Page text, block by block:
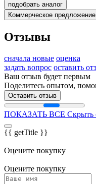
подобрать аналог
Коммерческое предложение
Отзывы
сначала новые оценка
задать вопрос оставить
Ваш отзыв будет первым
Поделитесь опытом,
Оставить отзыв
ПОКАЗАТЬ ВСЕ Скрыть
{{ getTitle }}
Оцените покупку
Оцените покупку